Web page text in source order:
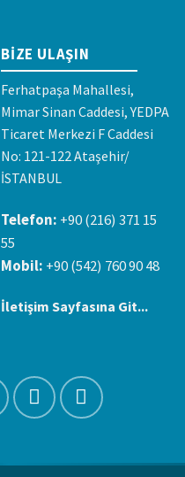
BIZE ULAŞIN
Ferhatpaşa Mahallesi,
Mimar Sinan Caddesi, YEDPA
Ticaret Merkezi F Caddesi
No: 121-122 Ataşehir/
İSTANBUL
Telefon: +90 (216) 371 15
55
Mobil: +90 (542) 760 90 48
İletişim Sayfasına Git...